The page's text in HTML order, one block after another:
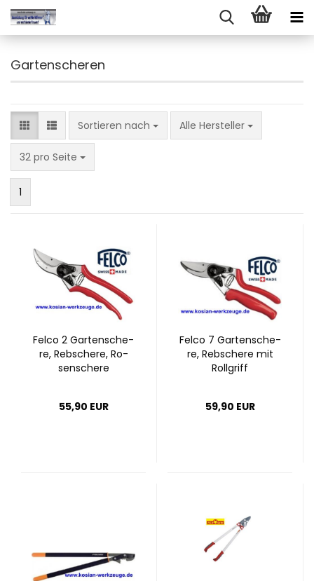
Gartenscheren
Sortieren nach
Sortieren nach Alle Hersteller
32 pro Seite
pro Seite
1
Felco 2 Gar­ten­sche­
re, Rebs­che­re, Ro­
sen­sche­re
55,90 EUR
Felco 7 Gar­ten­sche­
re, Rebs­che­re mit
Roll­griff
59,90 EUR